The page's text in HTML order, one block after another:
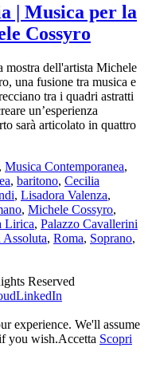
| Musica per la
Cossyro
dell'artista Michele
una fusione tra musica e
tra i quadri astratti
un’esperienza
sarà articolato in quattro
, Musica Contemporanea,
, baritono, Cecilia
, Lisadora Valenza,
, Michele Cossyro,
Lirica, Palazzo Cavallerini
Assoluta, Roma, Soprano,
Reserved
LinkedIn
experience. We'll assume
you wish.Accetta Scopri